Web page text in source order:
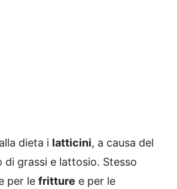
dieta i latticini, a causa del
grassi e lattosio. Stesso
per le fritture e per le